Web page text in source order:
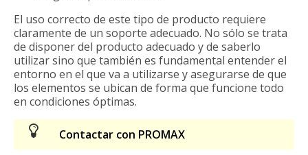
El uso correcto de este tipo de producto requiere
claramente de un soporte adecuado. No sólo se trata
de disponer del producto adecuado y de saberlo
utilizar sino que también es fundamental entender el
entorno en el que va a utilizarse y asegurarse de que
los elementos se ubican de forma que funcione todo
en condiciones óptimas.
Contactar con PROMAX